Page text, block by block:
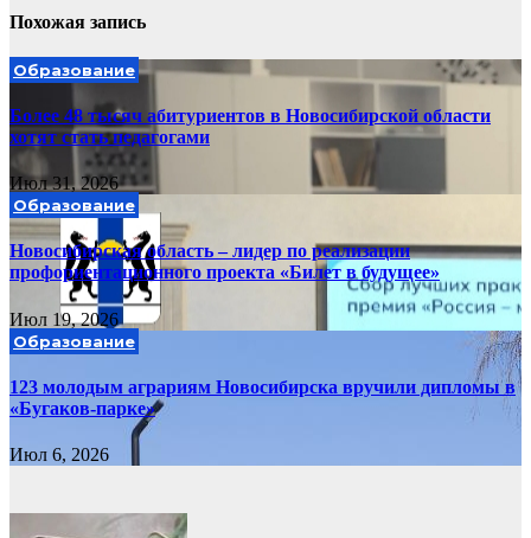
Похожая запись
Образование
Более 48 тысяч абитуриентов в Новосибирской области
хотят стать педагогами
Июл 31, 2026
Образование
Новосибирская область – лидер по реализации
профориентационного проекта «Билет в будущее»
Июл 19, 2026
Образование
123 молодым аграриям Новосибирска вручили дипломы в
«Бугаков-парке»
Июл 6, 2026